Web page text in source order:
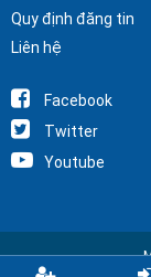
Quy định đăng tin
Liên hệ
Facebook
Twitter
Youtube